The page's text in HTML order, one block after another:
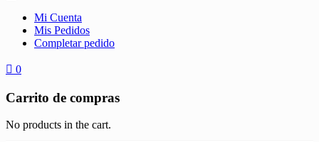
Mi Cuenta
Mis Pedidos
Completar pedido
0
Carrito de compras
No products in the cart.